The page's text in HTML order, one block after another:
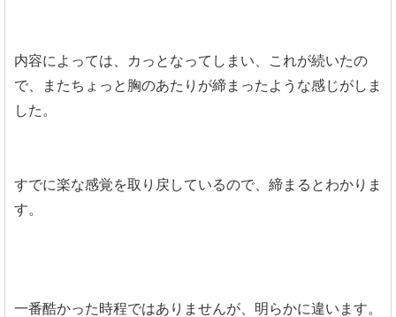
内容によっては、カっとなってしまい、これが続いたの
で、またちょっと胸のあたりが締まったような感じがしま
した。
すでに楽な感覚を取り戻しているので、締まるとわかりま
す。
一番酷かった時程ではありませんが、明らかに違います。